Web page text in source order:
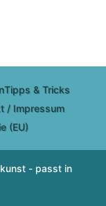
Tipps & Tricks
/ Impressum
(EU)
- passt in